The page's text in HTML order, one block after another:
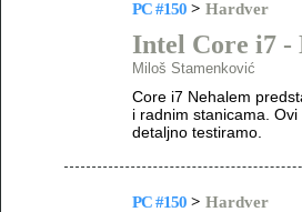
PC #150 > Hardver
Intel Core i7 -
Miloš Stamenković
Core i7 Nehalem
i radnim stanicama.
detaljno testiramo.
PC #150 > Hardver